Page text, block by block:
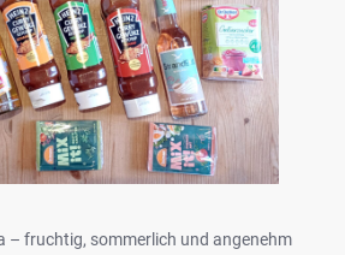
– fruchtig, sommerlich und angenehm